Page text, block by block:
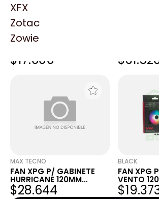
XFX
Zotac
Zowie
FAN XPG P/ GABINETE
$17.606
MAX TECNO
FAN XPG P/ GABINETE
HURRICANE 120MM
BLANCO ARGB
$28.644
BLACK
FAN XPG
VENTO
ARGB